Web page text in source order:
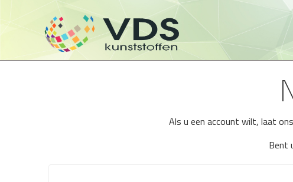
Als u een account wilt, laat
Bent